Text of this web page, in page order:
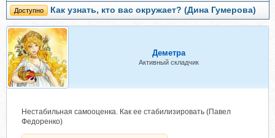
Доступно Как узнать, кто вас окружает? (Дина Гумерова)
Деметра
Активный складчик
Нестабильная самооценка. Как ее стабилизировать (Павел
Федоренко)